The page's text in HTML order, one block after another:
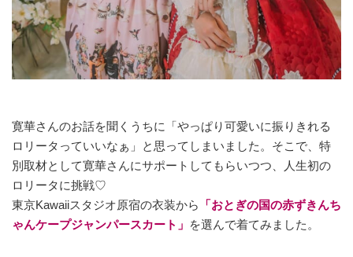
寛華さんのお話を聞くうちに「やっぱり可愛いに振りきれる
ロリータっていいなぁ」と思ってしまいました。そこで、特
別取材として寛華さんにサポートしてもらいつつ、人生初の
ロリータに挑戦♡
東京Kawaiiスタジオ原宿の衣装から
「おとぎの国の赤ずきんち
ゃんケープジャンパースカート」 を選んで着てみました。